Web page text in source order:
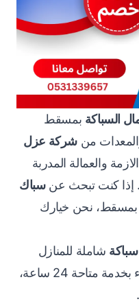
السباكة بمسقط
من شركة عزل
والعمالة المدربة
إذا كنت تبحث عنسباك
بمسقط، نحن خيارك
شاملة للمنازل
متاحة 24 ساعة،